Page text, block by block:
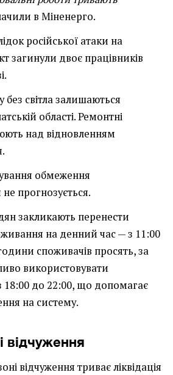
в Міненерго.
російської атаки на
загинули двоє працівників
світла залишаються
області. Ремонтні
над відновленням
обмеження
прогнозується.
закликають перенести
на денний час — з 11:00
споживачів просять, за
використовувати
18:00 до 22:00, що допомагає
на систему.
відчуження
відчуження триває ліквідація